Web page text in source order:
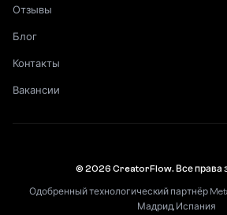
Отзывы
Блог
Контакты
Вакансии
© 2026 CreatorFlow. Все права
Одобренный технологический партнёр Meta
Мадрид, Испания